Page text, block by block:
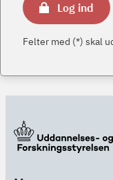
Log ind
Felter med (*) skal